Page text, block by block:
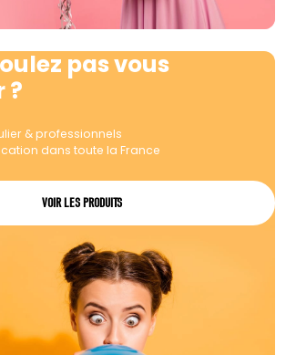
pas vous
?
& professionnels
dans toute la France
VOIR LES PRODUITS